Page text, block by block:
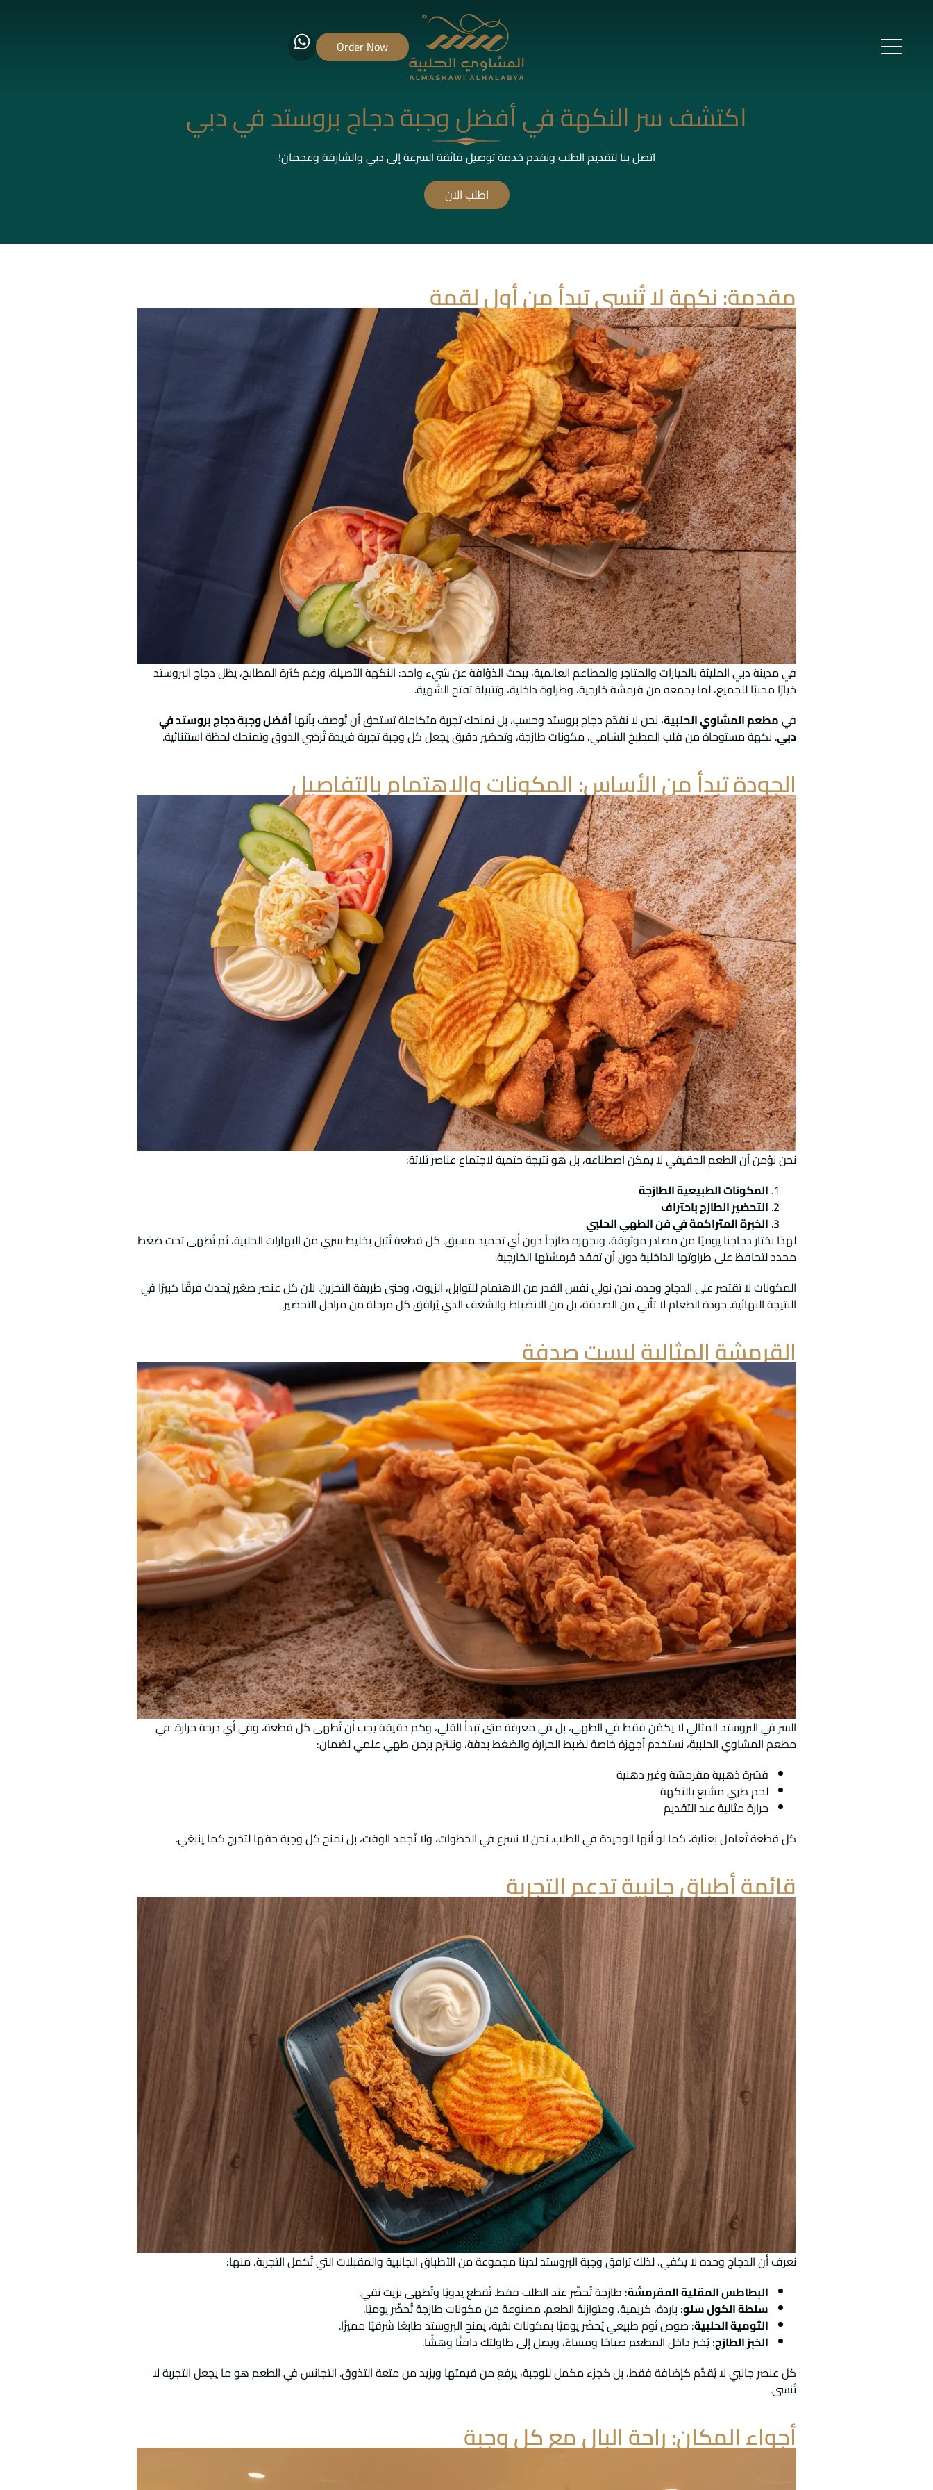
Order Now
اكتشف سر النكهة في أفضل وجبة دجاج بروستد في دبي
اتصل بنا لتقديم الطلب ونقدم خدمة توصيل فائقة السرعة إلى دبي والشارقة وعجمان!
اطلب الان
مقدمة: نكهة لا تُنسى تبدأ من أول لقمة
في مدينة دبي المليئة بالخيارات والمتاجر والمطاعم العالمية، يبحث الذوّاقة عن شيء واحد: النكهة الأصيلة. ورغم كثرة المطابخ، يظل دجاج البروستد
خيارًا محببًا للجميع، لما يجمعه من قرمشة خارجية، وطراوة داخلية، وتتبيلة تفتح الشهية.
فيمطعم المشاوي الحلبية، نحن لا نقدّم دجاج بروستد وحسب، بل نمنحك تجربة متكاملة تستحق أن تُوصف بأنهاأفضل وجبة دجاج بروستد في
دبي. نكهة مستوحاة من قلب المطبخ الشامي، مكونات طازجة، وتحضير دقيق يجعل كل وجبة تجربة فريدة تُرضي الذوق وتمنحك لحظة استثنائية.
الجودة تبدأ من الأساس: المكونات والاهتمام بالتفاصيل
نحن نؤمن أن الطعم الحقيقي لا يمكن اصطناعه، بل هو نتيجة حتمية لاجتماع عناصر ثلاثة:
المكونات الطبيعية الطازجة
التحضير الطازج باحتراف
الخبرة المتراكمة في فن الطهي الحلبي
لهذا نختار دجاجنا يوميًا من مصادر موثوقة، ونجهزه طازجاً دون أي تجميد مسبق. كل قطعة تُتبل بخليط سري من البهارات الحلبية، ثم تُطهى تحت ضغط
محدد لتحافظ على طراوتها الداخلية دون أن تفقد قرمشتها الخارجية.
المكونات لا تقتصر على الدجاج وحده. نحن نولي نفس القدر من الاهتمام للتوابل، الزيوت، وحتى طريقة التخزين. لأن كل عنصر صغير يُحدث فرقًا كبيرًا في
النتيجة النهائية. جودة الطعام لا تأتي من الصدفة، بل من الانضباط والشغف الذي يُرافق كل مرحلة من مراحل التحضير.
القرمشة المثالية ليست صدفة
السر في البروستد المثالي لا يكمُن فقط في الطهي، بل في معرفة متى تبدأ القلي، وكم دقيقة يجب أن تُطهى كل قطعة، وفي أي درجة حرارة. في
مطعم المشاوي الحلبية، نستخدم أجهزة خاصة لضبط الحرارة والضغط بدقة، ونلتزم بزمن طهي علمي لضمان:
قشرة ذهبية مقرمشة وغير دهنية
لحم طري مشبع بالنكهة
حرارة مثالية عند التقديم
كل قطعة تُعامل بعناية، كما لو أنها الوحيدة في الطلب. نحن لا نسرع في الخطوات، ولا نُجمد الوقت، بل نمنح كل وجبة حقها لتخرج كما ينبغي.
قائمة أطباق جانبية تدعم التجربة
نعرف أن الدجاج وحده لا يكفي، لذلك ترافق وجبة البروستد لدينا مجموعة من الأطباق الجانبية والمقبلات التي تُكمل التجربة، منها:
البطاطس المقلية المقرمشة: طازجة تُحضّر عند الطلب فقط. تُقطع يدويًا وتُطهى بزيت نقي.
سلطة الكول سلو: باردة، كريمية، ومتوازنة الطعم. مصنوعة من مكونات طازجة تُحضّر يوميًا.
الثومية الحلبية: صوص ثوم طبيعي يُحضّر يوميًا بمكونات نقية، يمنح البروستد طابعًا شرقيًا مميزًا.
الخبز الطازج: يُخبز داخل المطعم صباحًا ومساءً، ويصل إلى طاولتك دافئًا وهشًا.
كل عنصر جانبي لا يُقدَّم كإضافة فقط، بل كجزء مكمل للوجبة، يرفع من قيمتها ويزيد من متعة التذوق. التجانس في الطعم هو ما يجعل التجربة لا
تُنسى.
أجواء المكان: راحة البال مع كل وجبة